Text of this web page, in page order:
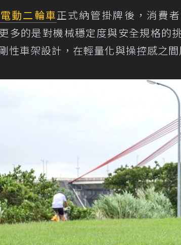
動二輪車正式納管掛牌後，消費
多的是對機械穩定度與安全規格的
性車架設計，在輕量化與操控感之